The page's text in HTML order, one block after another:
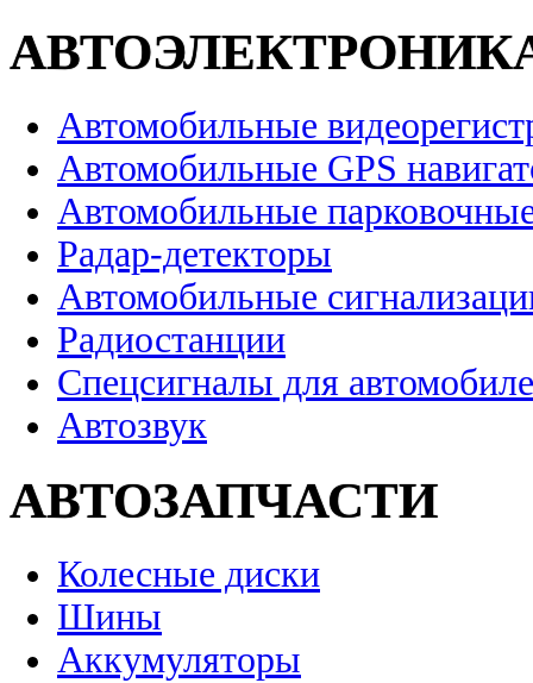
Автомобильные
Автомобильные GPS
Автомобильные
Радар-детекторы
Автомобильные
Радиостанции
Спецсигналы для
Автозвук
АВТОЗАПЧАСТИ
Колесные диски
Шины
Аккумуляторы